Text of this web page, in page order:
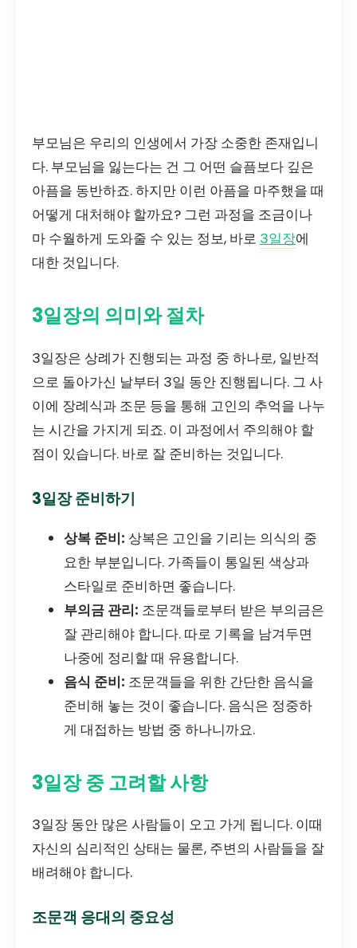
부모님은 우리의 인생에서 가장 소중한 존재입니
다. 부모님을 잃는다는 건 그 어떤 슬픔보다 깊은
아픔을 동반하죠. 하지만 이런 아픔을 마주했을 때
어떻게 대처해야 할까요? 그런 과정을 조금이나
마 수월하게 도와줄 수 있는 정보, 바로 3일장에
대한 것입니다.
3일장의 의미와 절차
3일장은 상례가 진행되는 과정 중 하나로, 일반적
으로 돌아가신 날부터 3일 동안 진행됩니다. 그 사
이에 장례식과 조문 등을 통해 고인의 추억을 나누
는 시간을 가지게 되죠. 이 과정에서 주의해야 할
점이 있습니다. 바로 잘 준비하는 것입니다.
3일장 준비하기
상복 준비: 상복은 고인을 기리는 의식의 중
요한 부분입니다. 가족들이 통일된 색상과
스타일로 준비하면 좋습니다.
부의금 관리: 조문객들로부터 받은 부의금은
잘 관리해야 합니다. 따로 기록을 남겨두면
나중에 정리할 때 유용합니다.
음식 준비: 조문객들을 위한 간단한 음식을
준비해 놓는 것이 좋습니다. 음식은 정중하
게 대접하는 방법 중 하나니까요.
3일장 중 고려할 사항
3일장 동안 많은 사람들이 오고 가게 됩니다. 이때
자신의 심리적인 상태는 물론, 주변의 사람들을 잘
배려해야 합니다.
조문객 응대의 중요성